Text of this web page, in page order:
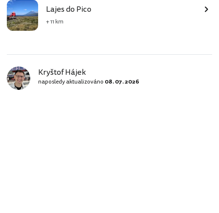
Lajes do Pico
+ 11 km
Kryštof Hájek
naposledy aktualizováno 08. 07. 2026